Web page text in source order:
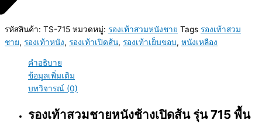
รหัสสินค้า: TS-715 หมวดหมู่: รองเท้าสวมหนังชาย Tags รองเท้าสวม
ชาย, รองเท้าหนัง, รองเท้าเปิดส้น, รองเท้าเย็บขอบ, หนังเหลือง
คำอธิบาย
ข้อมูลเพิ่มเติม
บทวิจารณ์ (0)
รองเท้าสวมชายหนังช้างเปิดส้น รุ่น 715 พื้น